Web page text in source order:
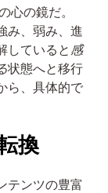
心の鏡だ。
み、弱み、進
していると 感
状態へと移行
ら、具体的で
換
テンツの豊富